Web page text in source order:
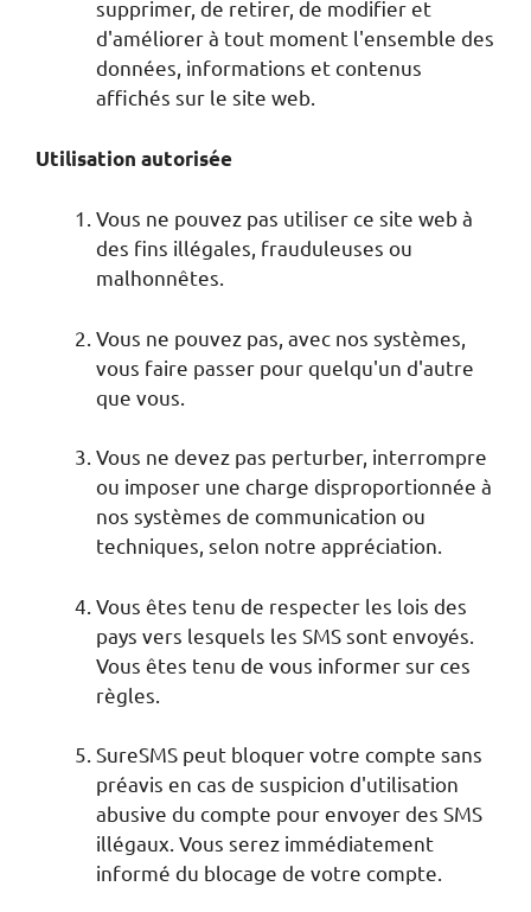
supprimer, de retirer, de modifier et
d'améliorer à tout moment l'ensemble des
données, informations et contenus
affichés sur le site web.
Utilisation autorisée
Vous ne pouvez pas utiliser ce site web à
des fins illégales, frauduleuses ou
malhonnêtes.
Vous ne pouvez pas, avec nos systèmes,
vous faire passer pour quelqu'un d'autre
que vous.
Vous ne devez pas perturber, interrompre
ou imposer une charge disproportionnée à
nos systèmes de communication ou
techniques, selon notre appréciation.
Vous êtes tenu de respecter les lois des
pays vers lesquels les SMS sont envoyés.
Vous êtes tenu de vous informer sur ces
règles.
SureSMS peut bloquer votre compte sans
préavis en cas de suspicion d'utilisation
abusive du compte pour envoyer des SMS
illégaux. Vous serez immédiatement
informé du blocage de votre compte.